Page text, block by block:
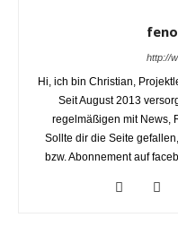
http://
Hi, ich bin Christian,
Seit August 2013
regelmäßigen mit News,
Sollte dir die Seite
bzw. Abonnement auf